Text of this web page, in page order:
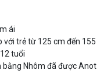
ái
với trẻ từ 125 cm đến 155
tuổi
bằng Nhôm đã được Anot